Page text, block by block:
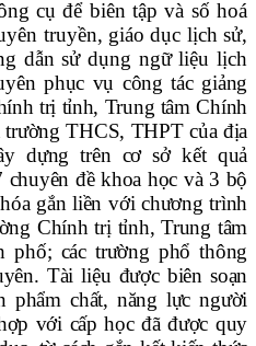
cụ để biên tập và số hoá
truyền, giáo dục lịch sử,
dẫn sử dụng ngữ liệu lịch
phục vụ công tác giảng
trị tỉnh, Trung tâm Chính
THCS, THPT của địa
dựng trên cơ sở kết quả
đề khoa học và 3 bộ
gắn liền với chương trình
Chính trị tỉnh, Trung tâm
phố; các trường phổ thông
Tài liệu được biên soạn
phẩm chất, năng lực người
với cấp học đã được quy